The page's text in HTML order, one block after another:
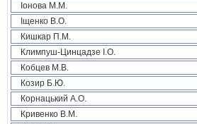
Іонова М.М.
Іщенко В.О.
Кишкар П.М.
Климпуш-Цинцадзе І.О.
Кобцев М.В.
Козир Б.Ю.
Корнацький А.О.
Кривенко В.М.